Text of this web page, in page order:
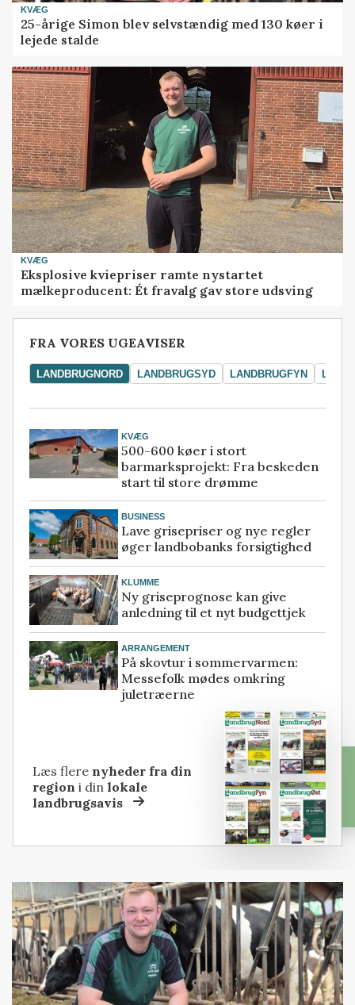
KVÆG
25-årige Simon blev selvstændig med 130 køer i
lejede stalde
KVÆG
Eksplosive kviepriser ramte nystartet
mælkeproducent: Ét fravalg gav store udsving
FRA VORES UGEAVISER
LANDBRUGNORD LANDBRUGSYD LANDBRUGFYN
KVÆG
500-600 køer i stort
barmarksprojekt: Fra beskeden
start til store drømme
BUSINESS
Lave grisepriser og nye regler
øger landbobanks forsigtighed
KLUMME
Ny griseprognose kan give
anledning til et nyt budgettjek
ARRANGEMENT
På skovtur i sommervarmen:
Messefolk mødes omkring
juletræerne
Læs flere nyheder fra din
region i dinlokale
landbrugsavis